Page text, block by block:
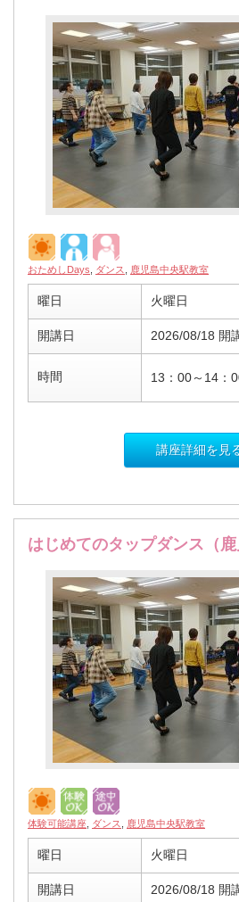
おためしDays ダンス 鹿児島中央駅教室
曜日 火曜日
開講日 2026/08/18 開
時間 13：00～14：
講座詳細を見
はじめてのタップダンス（鹿
体験可能講座 ダンス 鹿児島中央駅教室
曜日 火曜日
開講日 2026/08/18 開